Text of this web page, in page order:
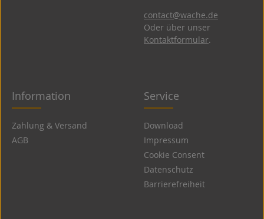
contact@wache.de
Oder über unser
Kontaktformular.
Information
Zahlung & Versand
AGB
Service
Download
Impressum
Cookie Consent
Datenschutz
Barrierefreiheit